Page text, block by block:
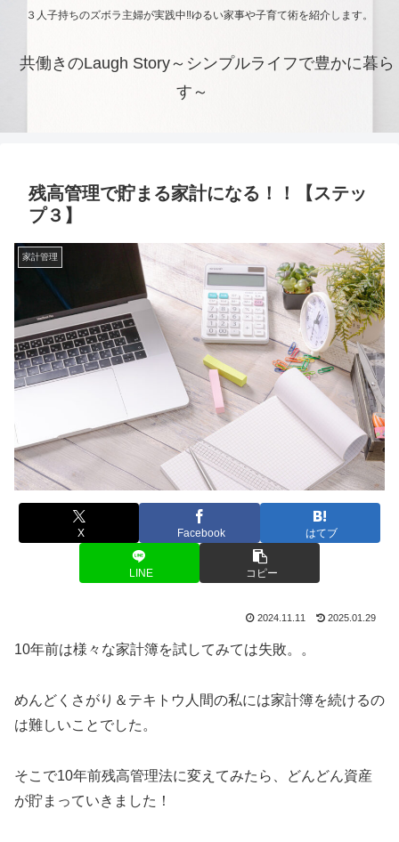
３人子持ちのズボラ主婦が実践中‼ゆるい家事や子育て術を紹介します。
共働きのLaugh Story～シンプルライフで豊かに暮ら
す～
残高管理で貯まる家計になる！！【ステッ
プ３】
家計管理
X Facebook はてブ
LINE コピー
2024.11.11 2025.01.29
10年前は様々な家計簿を試してみては失敗。。
めんどくさがり＆テキトウ人間の私には家計簿を続けるの
は難しいことでした。
そこで10年前残高管理法に変えてみたら、どんどん資産
が貯まっていきました！